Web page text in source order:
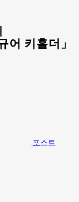
어 키홀더」
포스트